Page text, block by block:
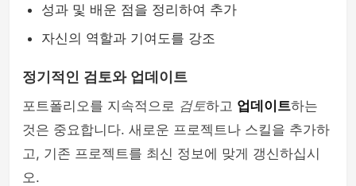
성과 및 배운 점을 정리하여 추가
자신의 역할과 기여도를 강조
정기적인 검토와 업데이트
포트폴리오를 지속적으로 검토하고 업데이트하는
것은 중요합니다. 새로운 프로젝트나 스킬을 추가하
고, 기존 프로젝트를 최신 정보에 맞게 갱신하십시
오.